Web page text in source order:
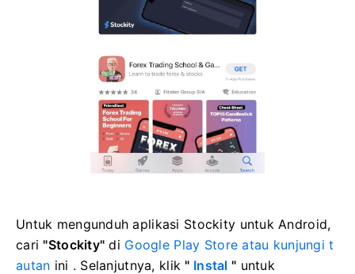
Untuk mengunduh aplikasi Stockity untuk Android,
cari "Stockity" di Google Play Store atau kunjungit
autan ini . Selanjutnya, klik " Instal " untuk